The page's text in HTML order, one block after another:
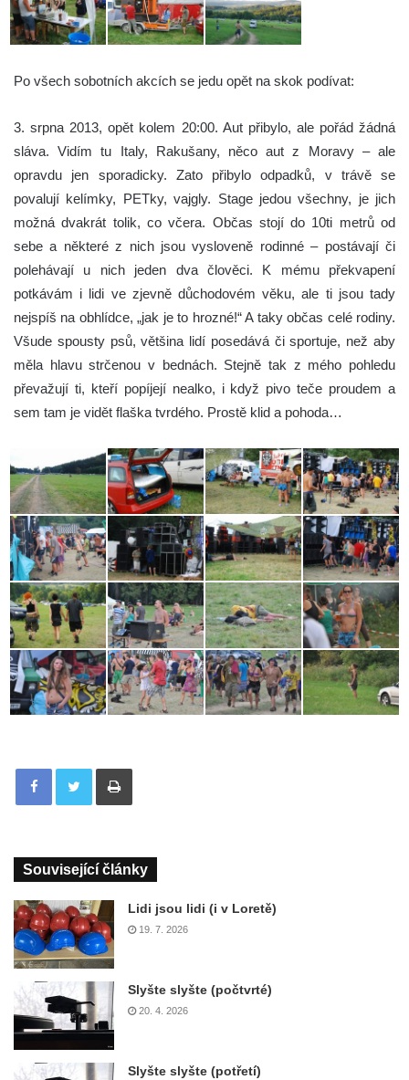
Po všech sobotních akcích se jedu opět na skok podívat:
3. srpna 2013, opět kolem 20:00. Aut přibylo, ale pořád žádná
sláva. Vidím tu Italy, Rakušany, něco aut z Moravy – ale
opravdu jen sporadicky. Zato přibylo odpadků, v trávě se
povalují kelímky, PETky, vajgly. Stage jedou všechny, je jich
možná dvakrát tolik, co včera. Občas stojí do 10ti metrů od
sebe a některé z nich jsou vysloveně rodinné – postávají či
polehávají u nich jeden dva člověci. K mému překvapení
potkávám i lidi ve zjevně důchodovém věku, ale ti jsou tady
nejspíš na obhlídce, „jak je to hrozné!“ A taky občas celé rodiny.
Všude spousty psů, většina lidí posedává či sportuje, než aby
měla hlavu strčenou v bednách. Stejně tak z mého pohledu
převažují ti, kteří popíjejí nealko, i když pivo teče proudem a
sem tam je vidět flaška tvrdého. Prostě klid a pohoda…
Tisknout
Související články
Lidi jsou lidi (i v Loretě)
19. 7. 2026
Slyšte slyšte (počtvrté)
20. 4. 2026
Slyšte slyšte (potřetí)